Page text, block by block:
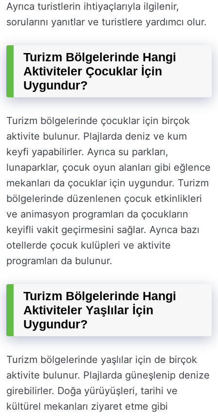
Ayrıca turistlerin ihtiyaçlarıyla ilgilenir,
sorularını yanıtlar ve turistlere yardımcı olur.
Turizm Bölgelerinde Hangi
Aktiviteler Çocuklar İçin
Uygundur?
Turizm bölgelerinde çocuklar için birçok
aktivite bulunur. Plajlarda deniz ve kum
keyfi yapabilirler. Ayrıca su parkları,
lunaparklar, çocuk oyun alanları gibi eğlence
mekanları da çocuklar için uygundur. Turizm
bölgelerinde düzenlenen çocuk etkinlikleri
ve animasyon programları da çocukların
keyifli vakit geçirmesini sağlar. Ayrıca bazı
otellerde çocuk kulüpleri ve aktivite
programları da bulunur.
Turizm Bölgelerinde Hangi
Aktiviteler Yaşlılar İçin
Uygundur?
Turizm bölgelerinde yaşlılar için de birçok
aktivite bulunur. Plajlarda güneşlenip denize
girebilirler. Doğa yürüyüşleri, tarihi ve
kültürel mekanları ziyaret etme gibi